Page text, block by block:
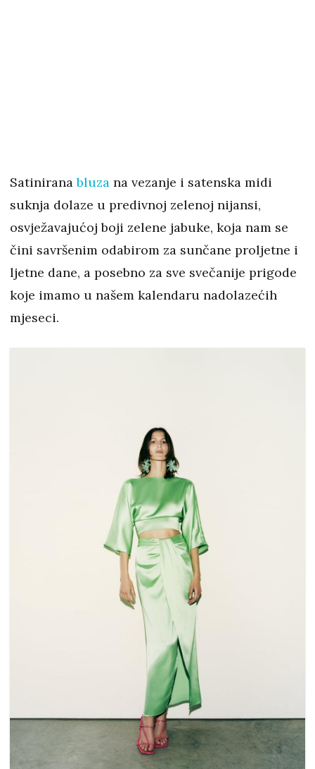
Satiniranabluza na vezanje i satenska midi
suknja dolaze u predivnoj zelenoj nijansi,
osvježavajućoj boji zelene jabuke, koja nam se
čini savršenim odabirom za sunčane proljetne i
ljetne dane, a posebno za sve svečanije prigode
koje imamo u našem kalendaru nadolazećih
mjeseci.